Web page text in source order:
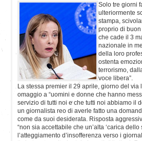
Solo tre giorni
ulteriormente
stampa,
proprio di
che cade il 3
nazionale in
della loro
ostenta
terrorismo,
voce libera”.
La stessa premier il 29 aprile, giorno del
omaggio a “uomini e donne che hanno
servizio di tutti noi e che tutti noi abbiamo il
un giornalista reo di averle fatto una
come da suoi desiderata. Risposta
“non sia accettabile che un’alta ‘carica
l’atteggiamento d’insofferenza verso i